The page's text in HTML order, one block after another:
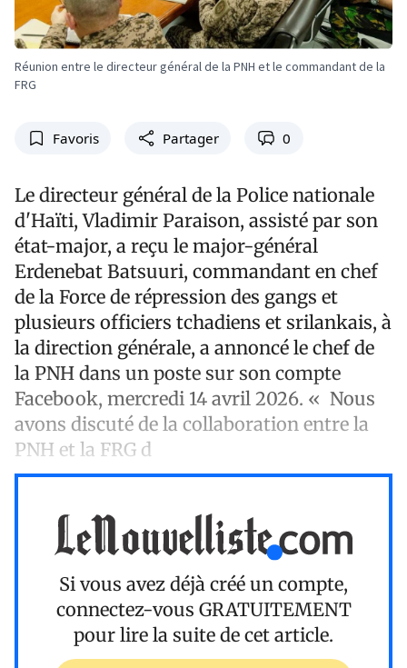
Réunion entre le directeur général de la PNH et le commandant de la
FRG
Favoris Partager 0
Le directeur général de la Police nationale
d'Haïti, Vladimir Paraison, assisté par son
état-major, a reçu le major-général
Erdenebat Batsuuri, commandant en chef
de la Force de répression des gangs et
plusieurs officiers tchadiens et srilankais, à
la direction générale, a annoncé le chef de
la PNH dans un poste sur son compte
Facebook, mercredi 14 avril 2026. « Nous
avons discuté de la collaboration entre la
PNH et la FRG d
Si vous avez déjà créé un compte,
connectez-vous GRATUITEMENT
pour lire la suite de cet article.